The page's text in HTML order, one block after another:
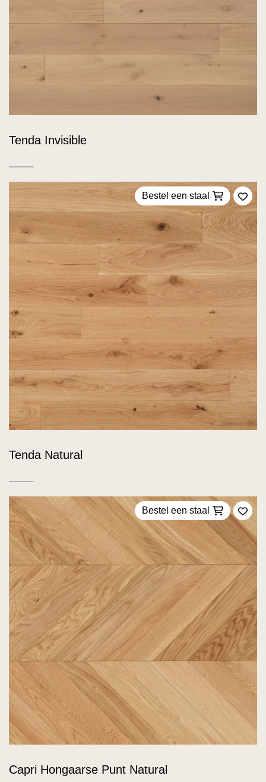
Tenda Invisible
Bestel een staal
Tenda Natural
Bestel een staal
Capri Hongaarse Punt Natural